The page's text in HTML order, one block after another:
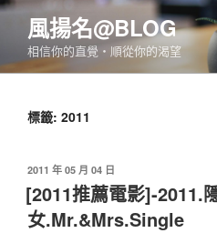
跳
要
風揚名@BLOG
相信你的直覺‧順從你的渴望
標籤: 2011
發
佈
於
2011 年 05 月 04 日
[2011推薦電影]-2011.
女.Mr.&Mrs.Single